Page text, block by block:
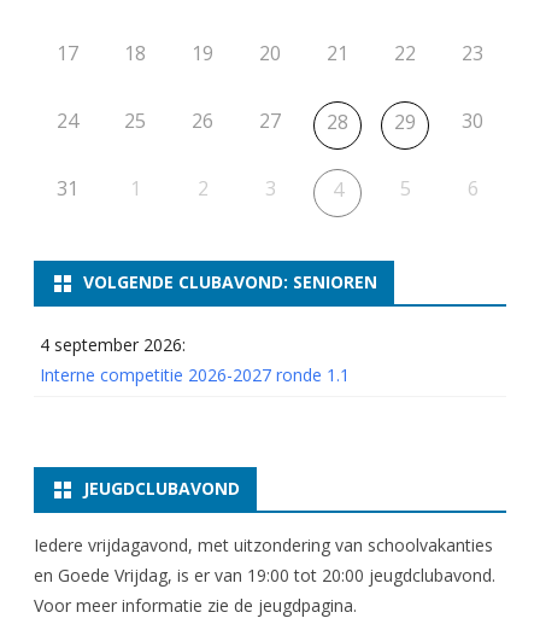
17 18 19 20 21 22 23
24 25 26 27 28 29 30
31 1 2 3 4 5 6
VOLGENDE CLUBAVOND: SENIOREN
4 september 2026:
Interne competitie 2026-2027 ronde 1.1
JEUGDCLUBAVOND
Iedere vrijdagavond, met uitzondering van schoolvakanties
en Goede Vrijdag, is er van 19:00 tot 20:00 jeugdclubavond.
Voor meer informatie zie de jeugdpagina.